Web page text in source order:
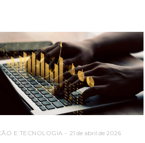
E TECNOLOGIA 21 de abril de 2026